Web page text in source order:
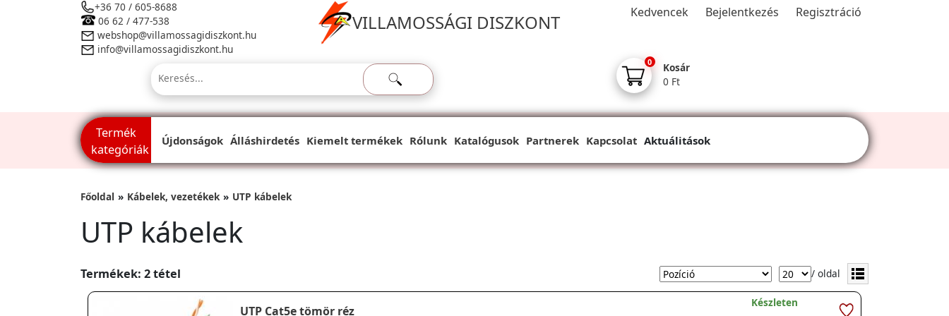
+36 70 / 605-8688
06 62 / 477-538
webshop@villamossagidiszkont.hu
info@villamossagidiszkont.hu
VILLAMOSSÁGI DISZKONT Kedvencek Bejelentkezés Regisztráció
0
Kosár
0 Ft
Termék
kategóriák
Újdonságok Álláshirdetés Kiemelt termékek Rólunk Katalógusok Partnerek Kapcsolat Aktuálitások
Főoldal Kábelek, vezetékek UTP kábelek
UTP kábelek
Termékek: 2 tétel / oldal
UTP Cat5e tömör réz
Készleten